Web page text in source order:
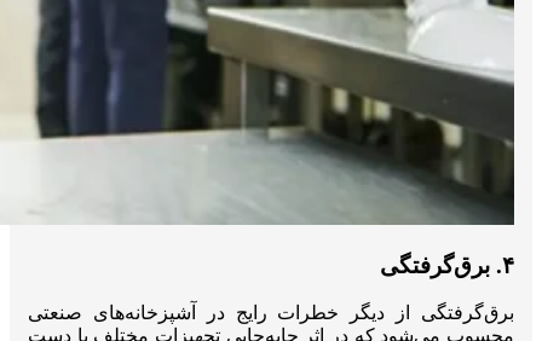
۴. برق‌گرفتگی
برق‌گرفتگی از دیگر خطرات رایج در آشپزخانه‌های صنعتی
محسوب می‌شود که در اثر جابه‌جایی تجهیزات مختلف با دست